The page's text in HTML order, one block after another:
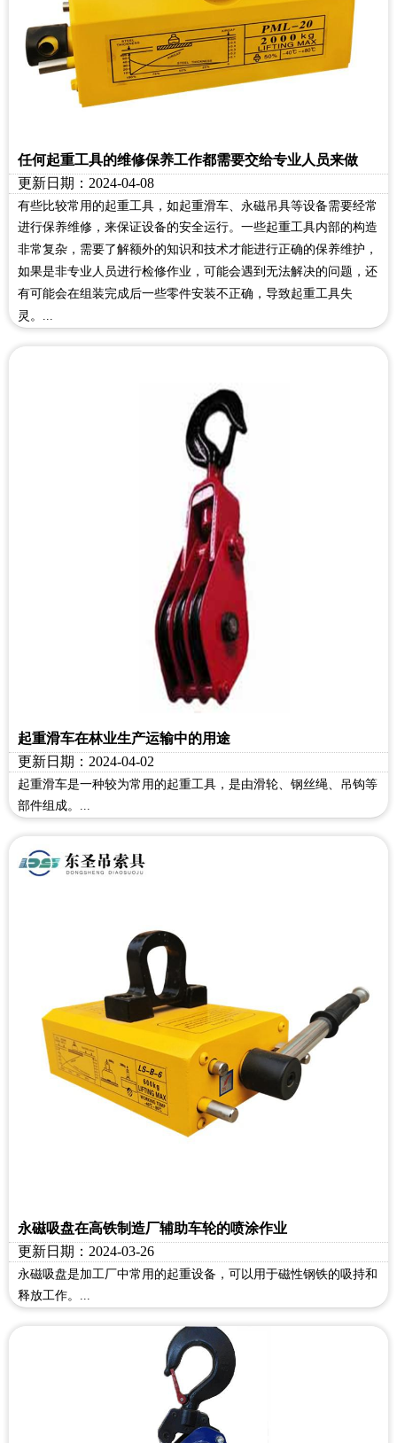
任何起重工具的维修保养工作都需要交给专业人员来做
更新日期：2024-04-08
有些比较常用的起重工具，如起重滑车、永磁吊具等设备需要经常
进行保养维修，来保证设备的安全运行。一些起重工具内部的构造
非常复杂，需要了解额外的知识和技术才能进行正确的保养维护，
如果是非专业人员进行检修作业，可能会遇到无法解决的问题，还
有可能会在组装完成后一些零件安装不正确，导致起重工具失
灵。...
起重滑车在林业生产运输中的用途
更新日期：2024-04-02
起重滑车是一种较为常用的起重工具，是由滑轮、钢丝绳、吊钩等
部件组成。...
永磁吸盘在高铁制造厂辅助车轮的喷涂作业
更新日期：2024-03-26
永磁吸盘是加工厂中常用的起重设备，可以用于磁性钢铁的吸持和
释放工作。...